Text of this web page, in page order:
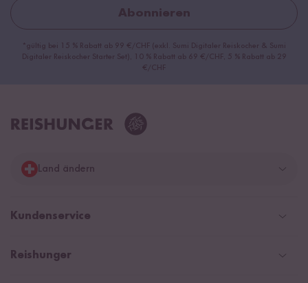
Abonnieren
*gültig bei 15 % Rabatt ab 99 €/CHF (exkl. Sumi Digitaler Reiskocher & Sumi
Digitaler Reiskocher Starter Set), 10 % Rabatt ab 69 €/CHF, 5 % Rabatt ab 29
€/CHF
Land ändern
Deutschland
Kundenservice
Help Center & FAQ
Reishunger